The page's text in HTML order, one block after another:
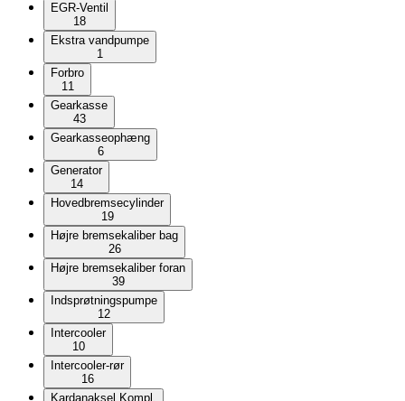
EGR-Ventil
18
Ekstra vandpumpe
1
Forbro
11
Gearkasse
43
Gearkasseophæng
6
Generator
14
Hovedbremsecylinder
19
Højre bremsekaliber bag
26
Højre bremsekaliber foran
39
Indsprøtningspumpe
12
Intercooler
10
Intercooler-rør
16
Kardanaksel Kompl.